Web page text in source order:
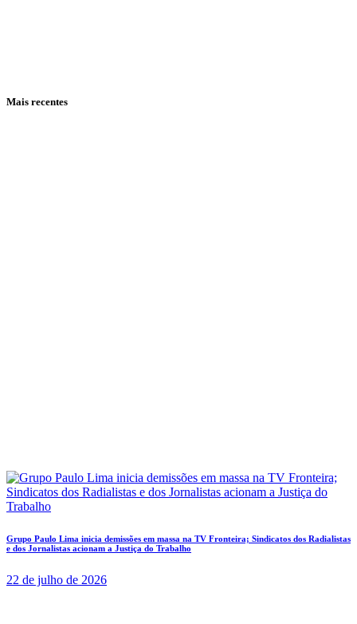
Mais recentes
Grupo Paulo Lima inicia demissões em massa na TV Fronteira; Sindicatos dos Radialistas
e dos Jornalistas acionam a Justiça do Trabalho
22 de julho de 2026